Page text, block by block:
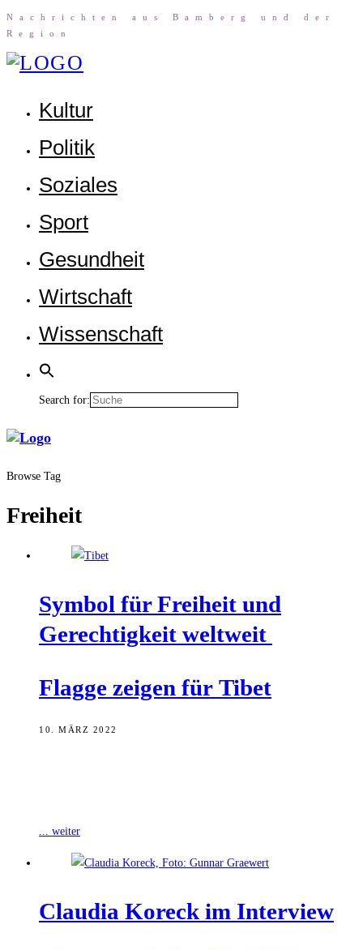
Nach­rich­ten aus Bam­berg und der
Region
Kul­tur
Poli­tik
Sozia­les
Sport
Gesund­heit
Wirt­schaft
Wis­sen­schaft
Search for:
Browse Tag
Freiheit
Sym­bol für Frei­heit und
Gerech­tig­keit weltweit
Flag­ge zei­gen für Tibet
10. MÄRZ 2022
... weiter
Clau­dia Kor­eck im Interview